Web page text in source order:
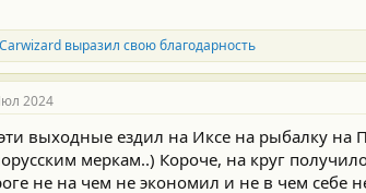
даже если и сломается, то по цене всего в 2,5-3
не велика потеря.
Б
Carwizardвыразил свою благодарность
2024
выходные ездил на Иксе на рыбалку на
меркам..) Короче, на круг
не на чем не экономил и не в чем себе